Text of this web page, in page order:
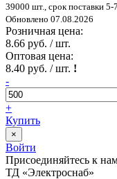
39000 шт., срок поставки 5-
Обновлено 07.08.2026
Розничная цена:
8.66 руб. / шт.
Оптовая цена:
8.40 руб. / шт. !
-
+
Купить
×
Войти
Присоединяйтесь к
ТД «Электроснаб»